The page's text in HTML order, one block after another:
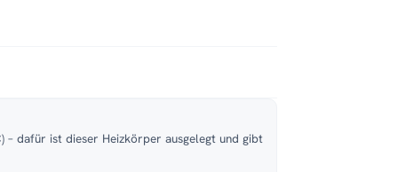
dafür ist dieser Heizkörper ausgelegt und gibt